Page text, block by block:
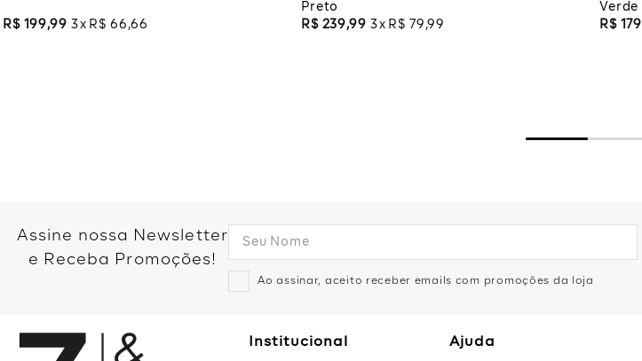
R$ 199,99 3 R$ 66 ,66
Preto
R$ 239,99 3 R$ 79 ,99
Verde
R$ 179
Assine nossa Newsletter
e Receba Promoções!
Ao assinar, aceito receber emails com promoções da loja
Institucional Ajuda